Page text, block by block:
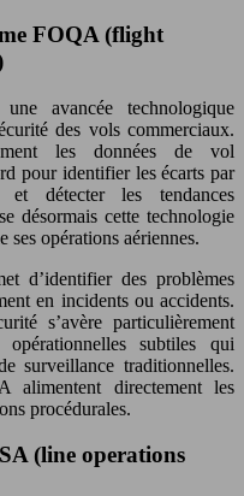
FOQA (flight
avancée technologique
des vols commerciaux.
les données de vol
pour identifier les écarts par
et détecter les tendances
désormais cette technologie
opérations aériennes.
d’identifier des problèmes
en incidents ou accidents.
s’avère particulièrement
subtiles qui
surveillance traditionnelles.
alimentent directement les
procédurales.
(line operations